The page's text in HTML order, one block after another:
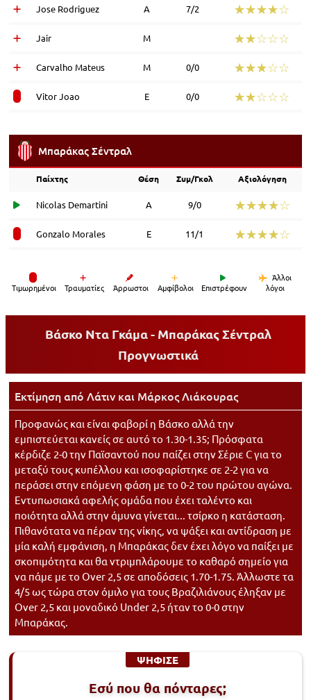
Jose Rodriguez Α 7/2 ☆☆☆☆☆
★★★★★
Jair Μ ☆☆☆☆☆
★★★★★
Carvalho Mateus Μ 0/0 ☆☆☆☆☆
★★★★★
Vitor Joao Ε 0/0 ☆☆☆☆☆
★★★★★
Μπαράκας Σέντραλ
Παίχτης Θέση Συμ/Γκολ Αξιολόγηση
Nicolas Demartini Α 9/0 ☆☆☆☆☆
★★★★★
Gonzalo Morales Ε 11/1 ☆☆☆☆☆
★★★★★
Tιμωρημένοι Τραυματίες Άρρωστοι Αμφίβολοι Επιστρέφουν
Άλλοι
λόγοι
Βάσκο Ντα Γκάμα - Μπαράκας Σέντραλ
Προγνωστικά
Εκτίμηση από Λάτιν και Μάρκος Λιάκουρας
Προφανώς και είναι φαβορί η Βάσκο αλλά την
εμπιστεύεται κανείς σε αυτό το 1.30-1.35; Πρόσφατα
κέρδιζε 2-0 την Παϊσαντού που παίζει στην Σέριε C για το
μεταξύ τους κυπέλλου και ισοφαρίστηκε σε 2-2 για να
περάσει στην επόμενη φάση με το 0-2 του πρώτου αγώνα.
Εντυπωσιακά αφελής ομάδα που έχει ταλέντο και
ποιότητα αλλά στην άμυνα γίνεται... τσίρκο η κατάσταση.
Πιθανότατα να πέραν της νίκης, να ψάξει και αντίδραση με
μία καλή εμφάνιση, η Μπαράκας δεν έχει λόγο να παίξει με
σκοπιμότητα και θα ντριμπλάρουμε το καθαρό σημείο για
να πάμε με το Over 2,5 σε αποδόσεις 1.70-1.75. Άλλωστε τα
4/5 ως τώρα στον όμιλο για τους Βραζιλιάνους έληξαν με
Over 2,5 και μοναδικό Under 2,5 ήταν το 0-0 στην
Μπαράκας.
ΨΗΦΙΣΕ
Εσύ που θα πόνταρες;